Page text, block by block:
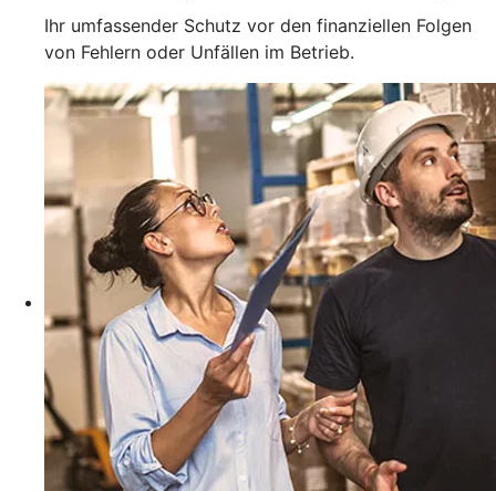
Ihr umfassender Schutz vor den finanziellen Folgen
von Fehlern oder Unfällen im Betrieb.